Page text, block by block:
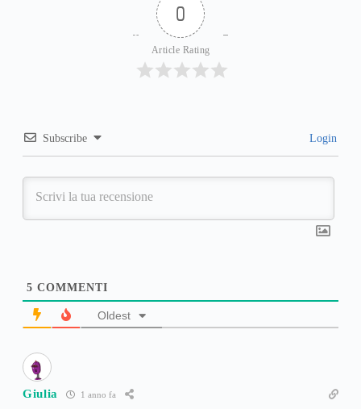
0
Article Rating
Subscribe Login
5 COMMENTI
Oldest
Giulia 1 anno fa